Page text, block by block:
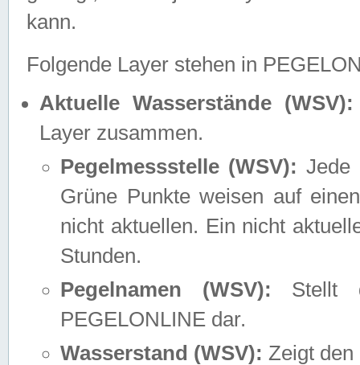
kann.
Folgende Layer stehen in
Aktuelle Wasserstände (WSV):
Layer zusammen.
Pegelmessstelle (WSV): Jede
Grüne Punkte weisen auf
nicht aktuellen. Ein nicht
Stunden.
Pegelnamen (WSV): Stellt
PEGELONLINE dar.
Wasserstand (WSV): Zeigt den